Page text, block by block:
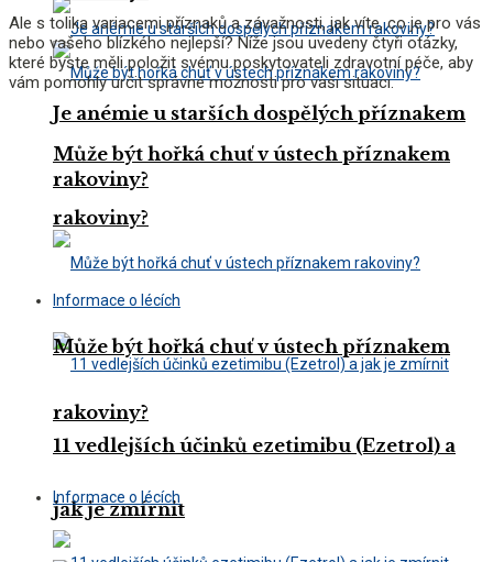
Může být hořká chuť v ústech příznakem
rakoviny?
Informace o lécích
11 vedlejších účinků ezetimibu (Ezetrol) a
jak je zmírnit
Je anémie u starších dospělých příznakem
rakoviny?
Může být hořká chuť v ústech příznakem
rakoviny?
Informace o lécích
Ale s tolika variacemi příznaků a závažnosti, jak víte, co je pro vás
nebo vašeho blízkého nejlepší? Níže jsou uvedeny čtyři otázky,
které byste měli položit svému poskytovateli zdravotní péče, aby
vám pomohly určit správné možnosti pro vaši situaci.